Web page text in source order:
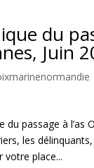
du
Juin
du passage à
les
votre place...